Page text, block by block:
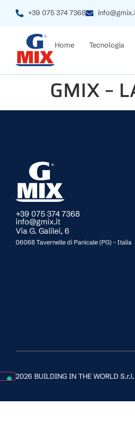
+39 075 374 7368
Home Tecnologia
GMIX –
+39 075 374 7368
info@gmix.it
Via G. Galilei, 6
06068 Tavernelle di Panicale (PG) – Italia
2026 BUILDING IN THE WORLD